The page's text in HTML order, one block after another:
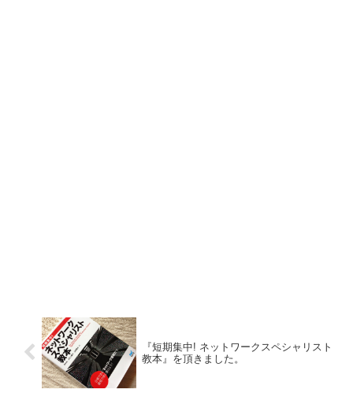
『短期集中! ネットワークスペシャリスト
教本』を頂きました。